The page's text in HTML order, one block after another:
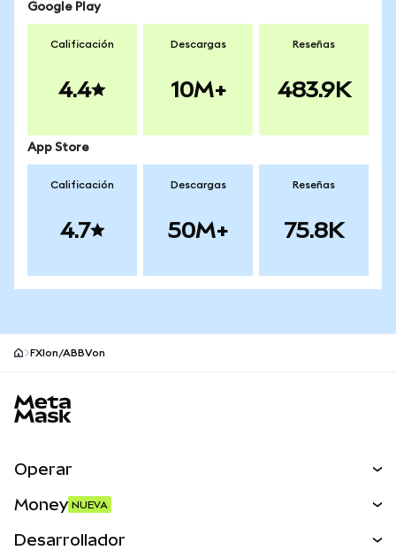
Google Play
Calificación
4.4
Descargas
10M+
Reseñas
483.9K
App Store
Calificación
4.7
Descargas
50M+
Reseñas
75.8K
FXIon/ABBVon
Operar
Money NUEVA
Desarrollador